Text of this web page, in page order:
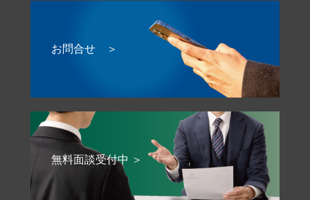
お問合せ ＞
無料面談受付中 ＞